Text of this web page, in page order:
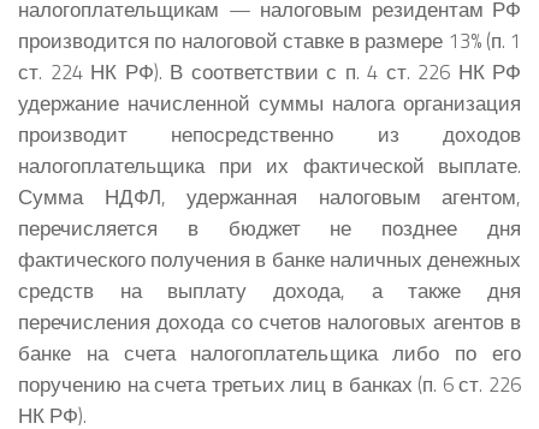
налогоплательщикам — налоговым резидентам РФ
производится по налоговой ставке в размере 13% (п. 1
ст. 224 НК РФ). В соответствии с п. 4 ст. 226 НК РФ
удержание начисленной суммы налога организация
производит непосредственно из доходов
налогоплательщика при их фактической выплате.
Сумма НДФЛ, удержанная налоговым агентом,
перечисляется в бюджет не позднее дня
фактического получения в банке наличных денежных
средств на выплату дохода, а также дня
перечисления дохода со счетов налоговых агентов в
банке на счета налогоплательщика либо по его
поручению на счета третьих лиц в банках (п. 6 ст. 226
НК РФ).